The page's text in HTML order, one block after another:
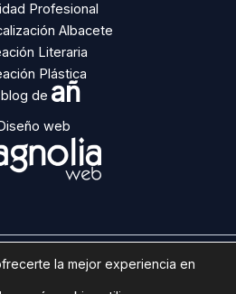
Profesional
Albacete
Literaria
Plástica
blog de añ
web
2026 | Ángel Ñacle
la mejor experiencia en